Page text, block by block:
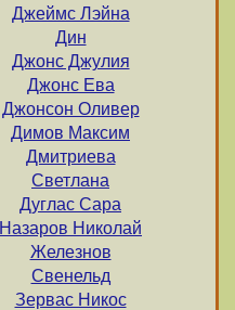
Джеймс Лэйна
Дин
Джонс Джулия
Джонс Ева
Джонсон Оливер
Димов Максим
Дмитриева
Светлана
Дуглас Сара
Назаров Николай
Железнов
Свенельд
Зервас Никос